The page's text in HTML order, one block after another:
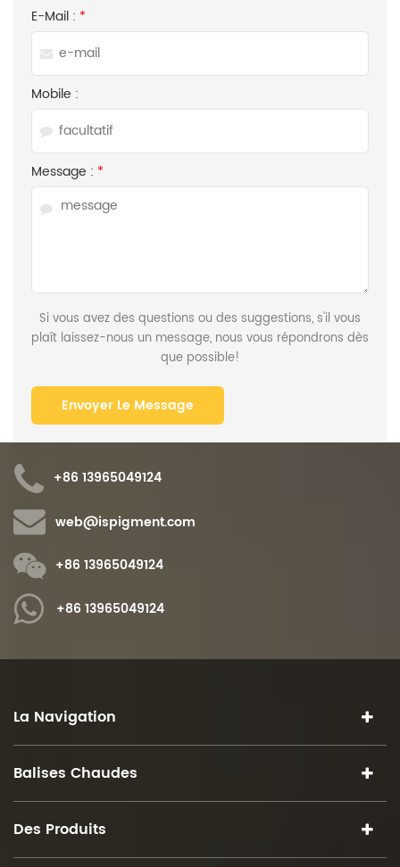
E-Mail : *
Mobile :
Message : *
Si vous avez des questions ou des suggestions, s'il vous
plaît laissez-nous un message, nous vous répondrons dès
que possible!
+86 13965049124
web@ispigment.com
+86 13965049124
+86 13965049124
La Navigation
Balises Chaudes
Des Produits